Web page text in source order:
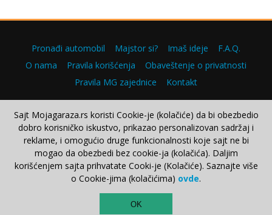
Pronađi automobil Majstor si? Imaš ideje
F.A.Q.
O nama
Pravila korišćenja
Obaveštenje o privatnosti
Pravila MG zajednice
Kontakt
Copyright © 2000–2026.
Sajt Mojagaraza.rs koristi Cookie-je (kolačiće) da bi obezbedio
dobro korisničko iskustvo, prikazao personalizovan sadržaj i
reklame, i omogućio druge funkcionalnosti koje sajt ne bi
mogao da obezbedi bez cookie-ja (kolačića). Daljim
korišćenjem sajta prihvatate Cooki-je (Kolačiće). Saznajte više
o Cookie-jima (kolačićima) ovde.
OK